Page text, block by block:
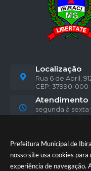
Prefeitura Municipal de
nosso site usa cookies para
experiência de navegação.
Localização
Rua 6 de Abril,
CEP: 37990-000
Atendimento
segunda à sexta
das 08hs às 16hs.
Versão
Portal atualizado